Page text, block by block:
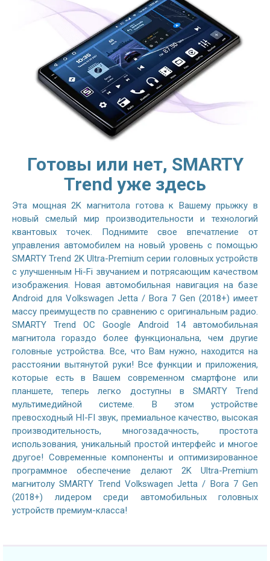
Готовы или нет, SMARTY
Trend уже здесь
Эта мощная 2K магнитола готова к Вашему прыжку в
новый смелый мир производительности и технологий
квантовых точек. Поднимите свое впечатление от
управления автомобилем на новый уровень с помощью
SMARTY Trend 2K Ultra-Premium серии головных устройств
с улучшенным Hi-Fi звучанием и потрясающим качеством
изображения. Новая автомобильная навигация на базе
Android для Volkswagen Jetta / Bora 7 Gen (2018+) имеет
массу преимуществ по сравнению с оригинальным радио.
SMARTY Trend ОС Google Android 14 автомобильная
магнитола гораздо более функциональна, чем другие
головные устройства. Все, что Вам нужно, находится на
расстоянии вытянутой руки! Все функции и приложения,
которые есть в Вашем современном смартфоне или
планшете, теперь легко доступны в SMARTY Trend
мультимедийной системе. В этом устройстве
превосходный HI-FI звук, премиальное качество, высокая
производительность, многозадачность, простота
использования, уникальный простой интерфейс и многое
другое! Современные компоненты и оптимизированное
программное обеспечение делают 2K Ultra-Premium
магнитолу SMARTY Trend Volkswagen Jetta / Bora 7 Gen
(2018+) лидером среди автомобильных головных
устройств премиум-класса!